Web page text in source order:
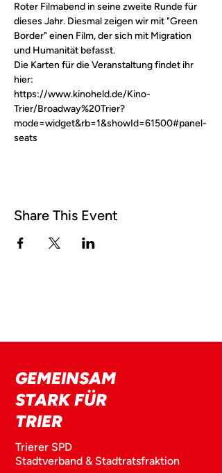
Roter Filmabend in seine zweite Runde für
dieses Jahr. Diesmal zeigen wir mit "Green
Border" einen Film, der sich mit Migration
und Humanität befasst.
Die Karten für die Veranstaltung findet ihr
hier:
https://www.kinoheld.de/Kino-
Trier/Broadway%20Trier?
mode=widget&rb=1&showId=61500#panel-
seats
Share This Event
GEMEINSAM
STARK FÜR
TRIER
Trierer SPD
Stadtverband & Stadtratsfraktion